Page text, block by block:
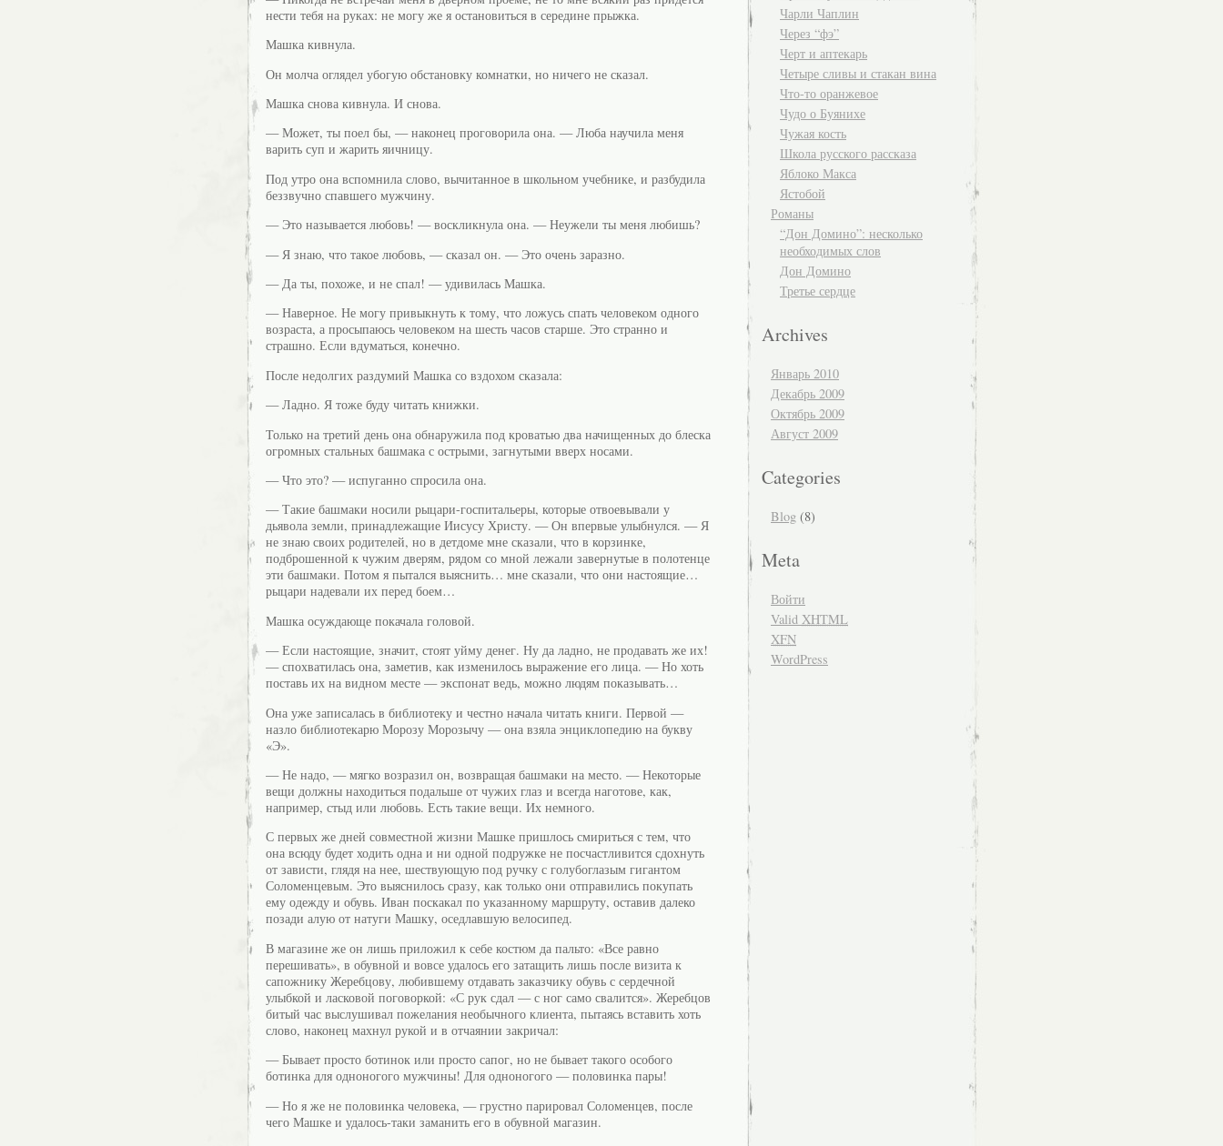
нести тебя на руках: не могу же я остановиться в середине прыжка.
Машка кивнула.
Он молча оглядел убогую обстановку комнатки, но ничего не сказал.
Машка снова кивнула. И снова.
— Может, ты поел бы, — наконец проговорила она. — Люба научила меня
варить суп и жарить яичницу.
Под утро она вспомнила слово, вычитанное в школьном учебнике, и разбудила
беззвучно спавшего мужчину.
— Это называется любовь! — воскликнула она. — Неужели ты меня любишь?
— Я знаю, что такое любовь, — сказал он. — Это очень заразно.
— Да ты, похоже, и не спал! — удивилась Машка.
— Наверное. Не могу привыкнуть к тому, что ложусь спать человеком одного
возраста, а просыпаюсь человеком на шесть часов старше. Это странно и
страшно. Если вдуматься, конечно.
После недолгих раздумий Машка со вздохом сказала:
— Ладно. Я тоже буду читать книжки.
Только на третий день она обнаружила под кроватью два начищенных до блеска
огромных стальных башмака с острыми, загнутыми вверх носами.
— Что это? — испуганно спросила она.
— Такие башмаки носили рыцари-госпитальеры, которые отвоевывали у
дьявола земли, принадлежащие Иисусу Христу. — Он впервые улыбнулся. — Я
не знаю своих родителей, но в детдоме мне сказали, что в корзинке,
подброшенной к чужим дверям, рядом со мной лежали завернутые в полотенце
эти башмаки. Потом я пытался выяснить… мне сказали, что они настоящие…
рыцари надевали их перед боем…
Машка осуждающе покачала головой.
— Если настоящие, значит, стоят уйму денег. Ну да ладно, не продавать же их!
— спохватилась она, заметив, как изменилось выражение его лица. — Но хоть
поставь их на видном месте — экспонат ведь, можно людям показывать…
Она уже записалась в библиотеку и честно начала читать книги. Первой —
назло библиотекарю Морозу Морозычу — она взяла энциклопедию на букву
«Э».
— Не надо, — мягко возразил он, возвращая башмаки на место. — Некоторые
вещи должны находиться подальше от чужих глаз и всегда наготове, как,
например, стыд или любовь. Есть такие вещи. Их немного.
С первых же дней совместной жизни Машке пришлось смириться с тем, что
она всюду будет ходить одна и ни одной подружке не посчастливится сдохнуть
от зависти, глядя на нее, шествующую под ручку с голубоглазым гигантом
Соломенцевым. Это выяснилось сразу, как только они отправились покупать
ему одежду и обувь. Иван поскакал по указанному маршруту, оставив далеко
позади алую от натуги Машку, оседлавшую велосипед.
В магазине же он лишь приложил к себе костюм да пальто: «Все равно
перешивать», в обувной и вовсе удалось его затащить лишь после визита к
сапожнику Жеребцову, любившему отдавать заказчику обувь с сердечной
улыбкой и ласковой поговоркой: «С рук сдал — с ног само свалится». Жеребцов
битый час выслушивал пожелания необычного клиента, пытаясь вставить хоть
слово, наконец махнул рукой и в отчаянии закричал:
— Бывает просто ботинок или просто сапог, но не бывает такого особого
ботинка для одноногого мужчины! Для одноногого — половинка пары!
— Но я же не половинка человека, — грустно парировал Соломенцев, после
чего Машке и удалось-таки заманить его в обувной магазин.
Чарли Чаплин
Через “фэ”
Черт и аптекарь
Четыре сливы и стакан вина
Что-то оранжевое
Чудо о Буянихе
Чужая кость
Школа русского рассказа
Яблоко Макса
Ястобой
Романы
“Дон Домино”: несколько
необходимых слов
Дон Домино
Третье сердце
Archives
Январь 2010
Декабрь 2009
Октябрь 2009
Август 2009
Categories
Blog (8)
Meta
Войти
Valid XHTML
XFN
WordPress